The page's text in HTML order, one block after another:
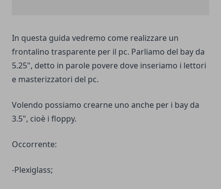
In questa guida vedremo come realizzare un
frontalino trasparente per il pc. Parliamo del bay da
5.25", detto in parole povere dove inseriamo i lettori
e masterizzatori del pc.
Volendo possiamo crearne uno anche per i bay da
3.5", cioè i floppy.
Occorrente:
-Plexiglass;